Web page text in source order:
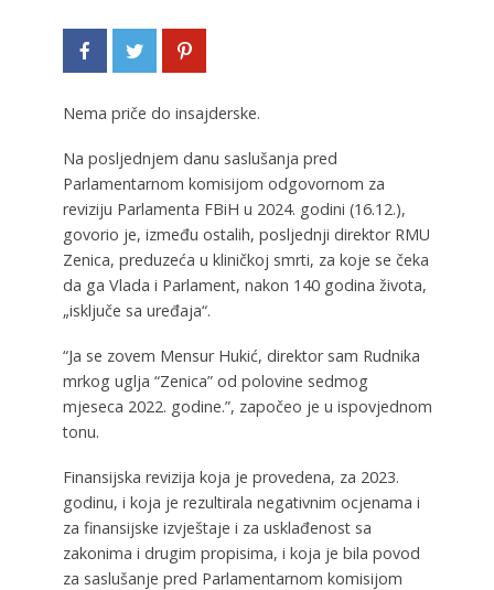
Nema priče do insajderske.
Na posljednjem danu saslušanja pred
Parlamentarnom komisijom odgovornom za
reviziju Parlamenta FBiH u 2024. godini (16.12.),
govorio je, između ostalih, posljednji direktor RMU
Zenica, preduzeća u kliničkoj smrti, za koje se čeka
da ga Vlada i Parlament, nakon 140 godina života,
„isključe sa uređaja“.
“Ja se zovem Mensur Hukić, direktor sam Rudnika
mrkog uglja “Zenica” od polovine sedmog
mjeseca 2022. godine.”, započeo je u ispovjednom
tonu.
Finansijska revizija koja je provedena, za 2023.
godinu, i koja je rezultirala negativnim ocjenama i
za finansijske izvještaje i za usklađenost sa
zakonima i drugim propisima, i koja je bila povod
za saslušanje pred Parlamentarnom komisijom